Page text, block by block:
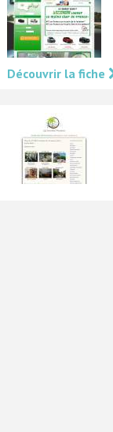
Découvrir la fiche